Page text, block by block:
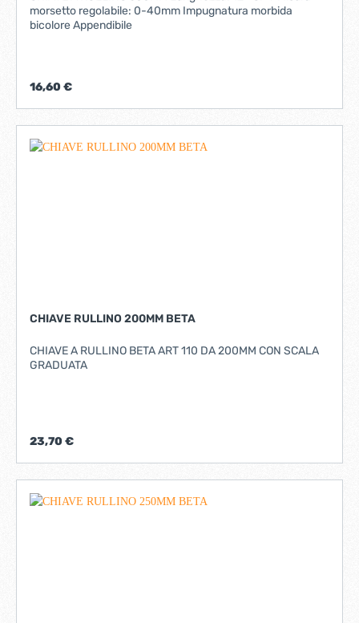
morsetto regolabile: 0-40mm Impugnatura morbida
bicolore Appendibile
16,60 €
CHIAVE RULLINO 200MM BETA
CHIAVE A RULLINO BETA ART 110 DA 200MM CON SCALA
GRADUATA
23,70 €